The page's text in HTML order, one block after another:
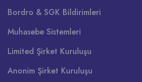
Bordro & SGK Bildirimleri
Muhasebe Sistemleri
Limited Şirket Kuruluşu
Anonim Şirket Kuruluşu